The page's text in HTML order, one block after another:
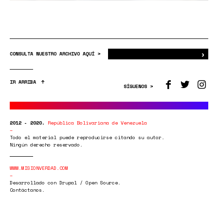
CONSULTA NUESTRO ARCHIVO AQUÍ > ›
IR ARRIBA
SÍGUENOS >
2012 - 2020. República Bolivariana de Venezuela
Todo el material puede reproducirse citando su autor.
Ningún derecho reservado.
WWW.MISIONVERDAD.COM
Desarrollado con Drupal / Open Source.
Contáctanos.